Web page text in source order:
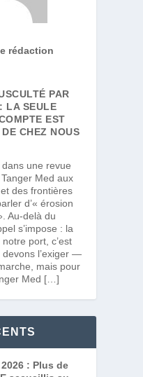
rédaction
PAR
LA SEULE
EST
CHEZ NOUS
une revue
Med aux
des frontières
d’« érosion
Au-delà du
s’impose : la
port, c’est
l’exiger —
mais pour
Med […]
: Plus de